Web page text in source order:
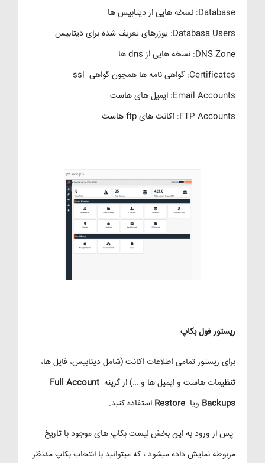
Database: نسخه هایی از دیتابیس ها
Databasa Users: یوزرهای تعریف شده برای دیتابیس
DNS Zone: نسخه هایی از dns ها
Certificates: گواهی نامه ها همچون گواهی ssl
Email Accounts: ایمیل های هاست
FTP Accounts: اکانت های ftp هاست
ریستور فول بکاپ
برای ریستور تمامی اطلاعات اکانت (شامل دیتابیس، فایل ها،
تنظیمات هاست و ایمیل ها و …) از گزینه Full Account
Backups ویا Restore استفاده کنید.
پس از ورود به این بخش لیست بکاپ های موجود با تاریخ
مربوطه نمایش داده میشود ، که میتوانید با انتخاب بکاپ مدنظر